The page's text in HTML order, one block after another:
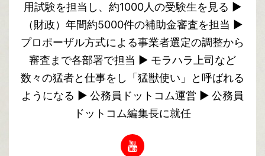
用試験を担当し、約1000人の受験生を見る ▶︎
（財政）年間約5000件の補助金審査を担当 ▶︎
プロポーザル方式による事業者選定の調整から
審査まで各部署で担当 ▶︎ モラハラ上司など
数々の猛者と仕事をし「猛獣使い」と呼ばれる
ようになる ▶︎ 公務員ドットコム運営 ▶︎ 公務員
ドットコム編集長に就任